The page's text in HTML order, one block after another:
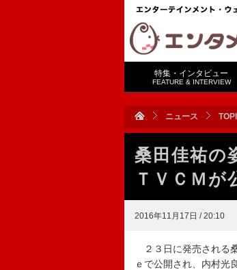
特集・インタビュー
FEATURE & INTERVIEW
ニュース
桑田佳祐の
ＴＶＣＭが
2016年11月17日 / 20:10
２３日に発売される
ｅで公開され、内村光